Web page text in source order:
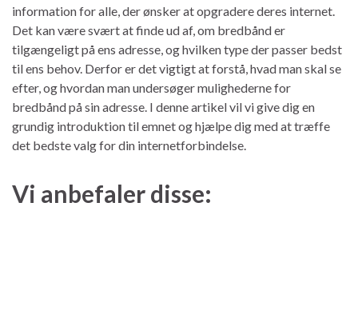
information for alle, der ønsker at opgradere deres internet.
Det kan være svært at finde ud af, om bredbånd er
tilgængeligt på ens adresse, og hvilken type der passer bedst
til ens behov. Derfor er det vigtigt at forstå, hvad man skal se
efter, og hvordan man undersøger mulighederne for
bredbånd på sin adresse. I denne artikel vil vi give dig en
grundig introduktion til emnet og hjælpe dig med at træffe
det bedste valg for din internetforbindelse.
Vi anbefaler disse: